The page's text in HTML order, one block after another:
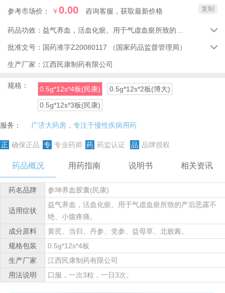
参考市场价： ￥0.00 咨询客服，获取最新价格 复制
药品功效： 
批准文号： 国药准字Z20080117 （国家药品监督管理局） 
生产厂家： 江西民康制药有限公司
规格： 0.5g*12s*4板(民康)
0.5g*12s*2板(博大)
0.5g*12s*3板(民康)
服务： 广济大药房，专注于慢性疾病用药
正 确保正品 专 专业药师 药 药监认证 品 品牌授权
药品概况 用药指南 说明书 相关资讯
药名品牌 参坤养血胶囊(民康)
适用症状
益气养血，活血化瘀。用于气虚血瘀所致的产后恶露不
绝、小腹疼痛。
成分原料
黄芪、当归、丹参、党参、益母草、北败酱。
规格包装
0.5g*12s*4板
生产厂家
江西民康制药有限公司
用法说明
口服，一次3粒，一日3次。